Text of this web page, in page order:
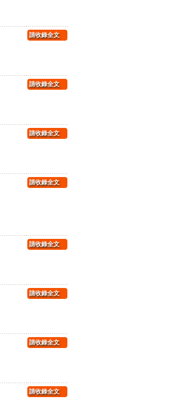
請收錄全文
請收錄全文
請收錄全文
請收錄全文
請收錄全文
請收錄全文
請收錄全文
請收錄全文